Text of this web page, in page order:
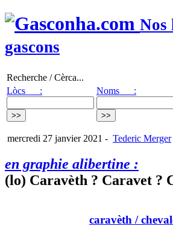
Nos
gascons
Recherche / Cèrca...
Lòcs :
Noms :
mercredi 27 janvier 2021 - Tederic Merger
en graphie alibertine :
(lo) Caravèth ? Caravet ?
caravèth /